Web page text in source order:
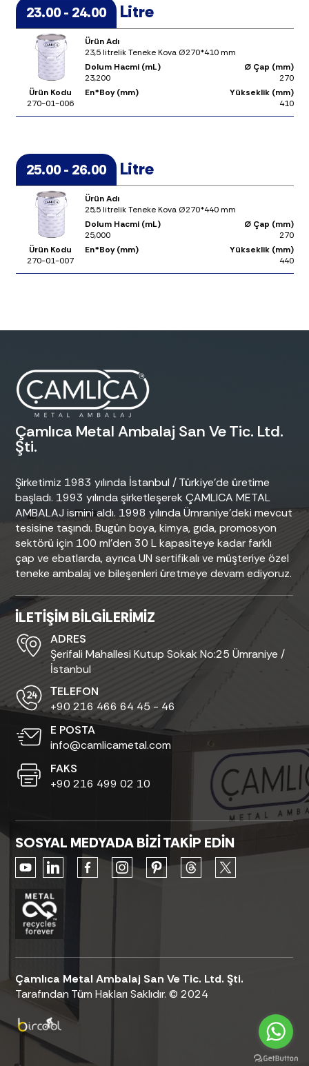
23.00 - 24.00 Litre
Ürün Adı
23,5 litrelik Teneke Kova Ø270*410 mm
Dolum Hacmi (mL)
23,200
Ø Çap (mm)
270
Ürün Kodu
270-01-006
En*Boy (mm)
Yükseklik (mm)
410
25.00 - 26.00 Litre
Ürün Adı
25,5 litrelik Teneke Kova Ø270*440 mm
Dolum Hacmi (mL)
25,000
Ø Çap (mm)
270
Ürün Kodu
270-01-007
En*Boy (mm)
Yükseklik (mm)
440
Çamlıca Metal Ambalaj San Ve Tic. Ltd.
Şti.
Şirketimiz 1983 yılında İstanbul / Türkiye’de üretime
başladı. 1993 yılında şirketleşerek ÇAMLICA METAL
AMBALAJ ismini aldı. 1998 yılında Ümraniye’deki mevcut
tesisine taşındı. Bugün boya, kimya, gıda, promosyon
sektörü için 100 ml’den 30 L kapasiteye kadar farklı
çap ve ebatlarda, ayrıca UN sertifikalı ve müşteriye özel
teneke ambalaj ve bileşenleri üretmeye devam ediyoruz.
İLETİŞİM BİLGİLERİMİZ
ADRES
Şerifali Mahallesi Kutup Sokak No:25 Ümraniye /
İstanbul
ТELEFON
+90 216 466 64 45 - 46
E POSTA
info@camlicametal.com
FAKS
+90 216 499 02 10
SOSYAL MEDYADA BİZİ TAKİP EDİN
Çamlıca Metal Ambalaj San Ve Tic. Ltd. Şti.
Tarafından Tüm Hakları Saklıdır. © 2024